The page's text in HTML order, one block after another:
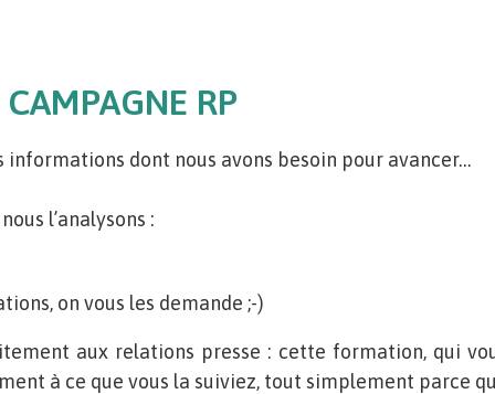
RP
informations dont nous avons besoin pour avancer…
l’analysons :
on vous les demande ;-)
aux relations presse : cette formation, qui
à ce que vous la suiviez, tout simplement parce